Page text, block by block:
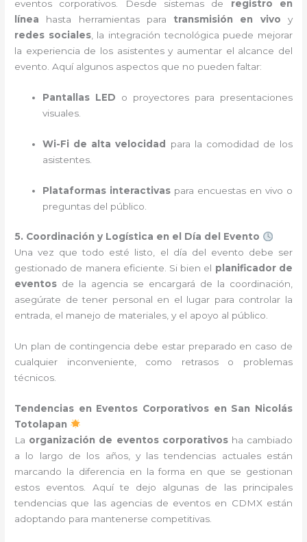
eventos corporativos. Desde sistemas de registro en
línea hasta herramientas para transmisión en vivo y
redes sociales, la integración tecnológica puede mejorar
la experiencia de los asistentes y aumentar el alcance del
evento. Aquí algunos aspectos que no pueden faltar:
Pantallas LED o proyectores para presentaciones
visuales.
Wi-Fi de alta velocidad
para la comodidad de los
asistentes.
Plataformas interactivas para encuestas en vivo o
preguntas del público.
5. Coordinación y Logística en el Día del Evento
Una vez que todo esté listo, el día del evento debe ser
gestionado de manera eficiente. Si bien el planificador de
eventos de la agencia se encargará de la coordinación,
asegúrate de tener personal en el lugar para controlar la
entrada, el manejo de materiales, y el apoyo al público.
Un plan de contingencia debe estar preparado en caso de
cualquier inconveniente, como retrasos o problemas
técnicos.
Tendencias en Eventos Corporativos en San Nicolás
Totolapan
La organización de eventos corporativosha cambiado
a lo largo de los años, y las tendencias actuales están
marcando la diferencia en la forma en que se gestionan
estos eventos. Aquí te dejo algunas de las principales
tendencias que las agencias de eventos en CDMX están
adoptando para mantenerse competitivas.